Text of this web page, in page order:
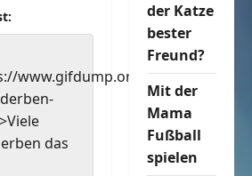
www.gifdump.org/viele-
das
der Katze
bester
Freund?
Mit der
Mama
Fußball
spielen